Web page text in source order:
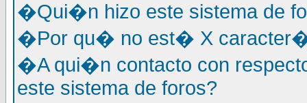
�Qui�n hizo este sistema de
�Por qu� no est� X
�A qui�n contacto con
este sistema de foros?